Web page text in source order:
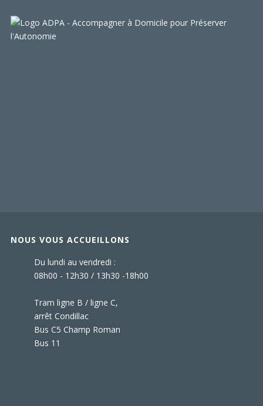
NOUS VOUS ACCUEILLONS
Du lundi au vendredi :
08h00 - 12h30 / 13h30 -18h00
Tram ligne B / ligne C,
arrêt Condillac
Bus C5 Champ Roman
Bus 11